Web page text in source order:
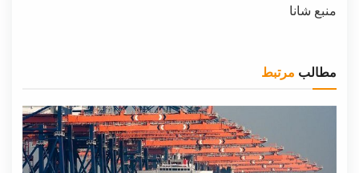
منبع شانا
مطالب مرتبط